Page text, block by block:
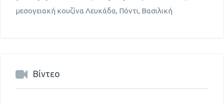
μεσογειακή κουζίνα Λευκάδα, Πόντι, Βασιλική
Βίντεο